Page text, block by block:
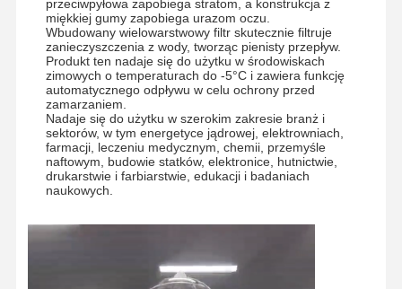
przeciwpyłowa zapobiega stratom, a konstrukcja z
miękkiej gumy zapobiega urazom oczu.
Wbudowany wielowarstwowy filtr skutecznie filtruje
zanieczyszczenia z wody, tworząc pienisty przepływ.
Produkt ten nadaje się do użytku w środowiskach
zimowych o temperaturach do -5°C i zawiera funkcję
automatycznego odpływu w celu ochrony przed
zamarzaniem.
Nadaje się do użytku w szerokim zakresie branż i
sektorów, w tym energetyce jądrowej, elektrowniach,
farmacji, leczeniu medycznym, chemii, przemyśle
naftowym, budowie statków, elektronice, hutnictwie,
drukarstwie i farbiarstwie, edukacji i badaniach
naukowych.